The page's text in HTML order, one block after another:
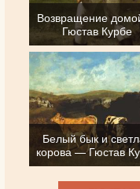
Возвращение
Гюстав Курбе
Белый бык и
корова — Гюстав